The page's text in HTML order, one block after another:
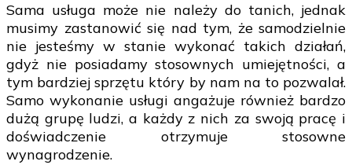
Sama usługa może nie należy do tanich, jednak
musimy zastanowić się nad tym, że samodzielnie
nie jesteśmy w stanie wykonać takich działań,
gdyż nie posiadamy stosownych umiejętności, a
tym bardziej sprzętu który by nam na to pozwalał.
Samo wykonanie usługi angażuje również bardzo
dużą grupę ludzi, a każdy z nich za swoją pracę i
doświadczenie otrzymuje stosowne
wynagrodzenie.